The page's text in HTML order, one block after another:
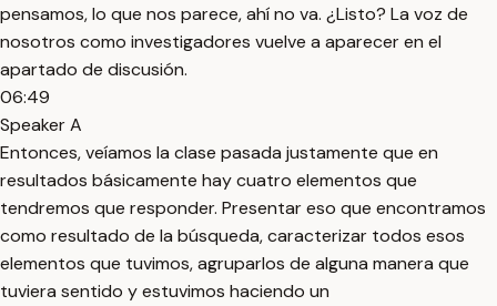
pensamos, lo que nos parece, ahí no va. ¿Listo? La voz de
nosotros como investigadores vuelve a aparecer en el
apartado de discusión.
06:49
Speaker A
Entonces, veíamos la clase pasada justamente que en
resultados básicamente hay cuatro elementos que
tendremos que responder. Presentar eso que encontramos
como resultado de la búsqueda, caracterizar todos esos
elementos que tuvimos, agruparlos de alguna manera que
tuviera sentido y estuvimos haciendo un